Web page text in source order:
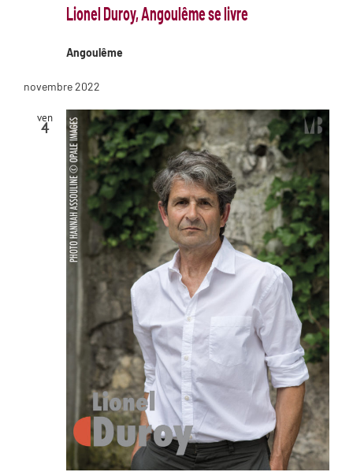
Lionel Duroy, Angoulême se livre
Angoulême
novembre 2022
ven
4